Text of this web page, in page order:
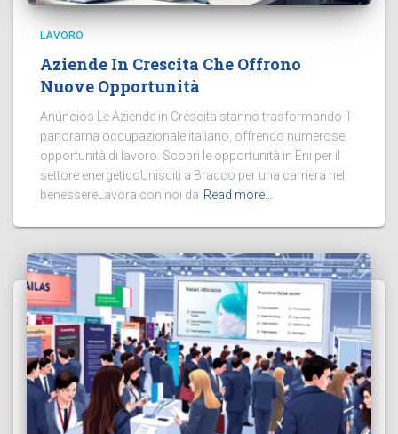
LAVORO
Aziende In Crescita Che Offrono
Nuove Opportunità
Anúncios Le Aziende in Crescita stanno trasformando il
panorama occupazionale italiano, offrendo numerose
opportunità di lavoro. Scopri le opportunità in Eni per il
settore energeticoUnisciti a Bracco per una carriera nel
benessereLavora con noi da Read more…